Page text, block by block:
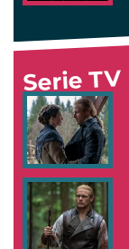
Serie TV